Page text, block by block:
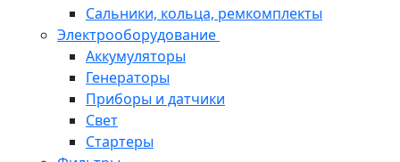
Сальники, кольца, ремкомплекты
Электрооборудование
Аккумуляторы
Генераторы
Приборы и датчики
Свет
Стартеры